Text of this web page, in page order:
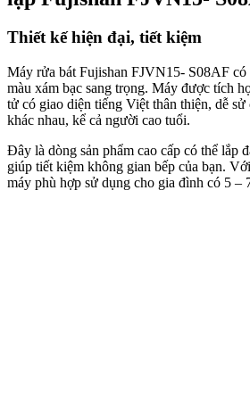
Thiết kế hiện đại, tiết kiệm
Máy rửa bát Fujishan FJVN15- S08AF
màu xám bạc sang trọng. Máy được tích
tử có giao diện tiếng Việt thân thiện, dễ
khác nhau, kể cả người cao tuổi.
Đây là dòng sản phẩm cao cấp có thể lắp
giúp tiết kiệm không gian bếp của bạn.
máy phù hợp sử dụng cho gia đình có 5 –